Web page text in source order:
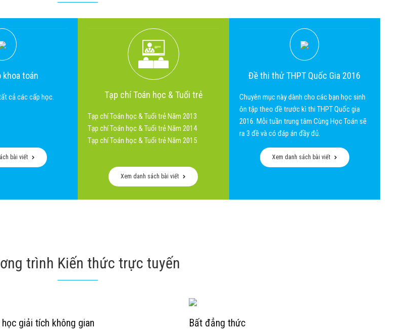
khoa toán
cả các cấp học.
bài viết
Tạp chí Toán học & Tuổi trẻ
Tạp chí Toán học & Tuổi trẻ Năm 2013
Tạp chí Toán học & Tuổi trẻ Năm 2014
Tạp chí Toán học & Tuổi trẻ Năm 2015
Xem danh sách bài viết
Đề thi thử THPT Quốc Gia 2016
Chuyên mục này dành cho các bạn học sinh
ôn tập theo đề trước kì thi THPT Quốc gia
2016. Mỗi tuần trung tâm Cùng Học Toán sẽ
ra 3 đề và có đáp án đầy đủ.
Xem danh sách bài viết
trình Kiến thức trực tuyến
học giải tích không gian Bất đẳng thức